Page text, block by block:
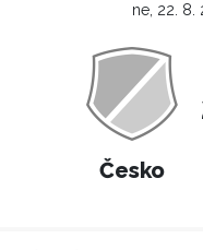
ne, 22. 8.
Česko